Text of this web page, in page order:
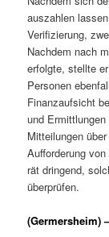
auszahlen
Verifizierung,
Nachdem nach
erfolgte, stellte
Personen
Finanzaufsicht
und
Mitteilungen
Aufforderung
rät dringend,
überprüfen.
(Germersheim)